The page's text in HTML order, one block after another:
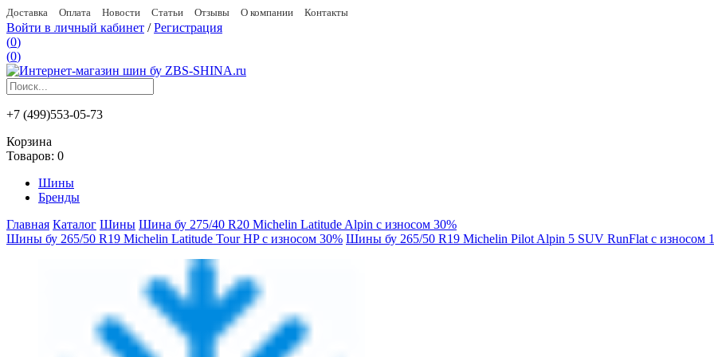
Доставка Оплата Новости Статьи Отзывы О компании Контакты
Войти в личный кабинет /Регистрация
(0)
(0)
+7 (499)553-05-73
Корзина
Товаров: 0
Шины
Бренды
Главная Каталог Шины Шина бу 275/40 R20 Michelin Latitude Alpin с износом 30%
Шины бу 265/50 R19 Michelin Latitude Tour HP с износом 30% Шины бу 265/50 R19 Michelin Pilot Alpin 5 SUV RunFlat с износом